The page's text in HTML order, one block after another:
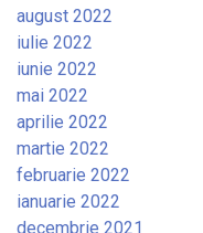
august 2022
iulie 2022
iunie 2022
mai 2022
aprilie 2022
martie 2022
februarie 2022
ianuarie 2022
decembrie 2021